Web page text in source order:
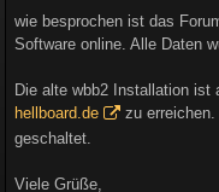
wie besprochen ist das
Software online. Alle Daten
Die alte wbb2 Installation ist
hellboard.de
zu
geschaltet.
Viele Grüße,